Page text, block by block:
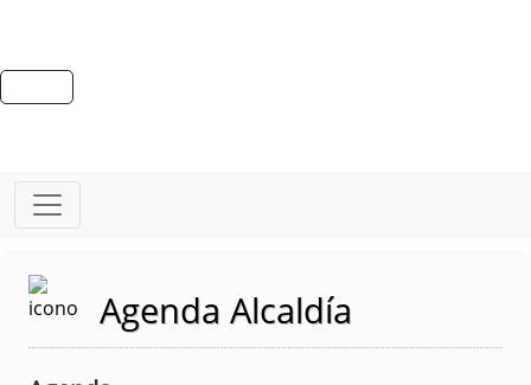
Agenda Alcaldía